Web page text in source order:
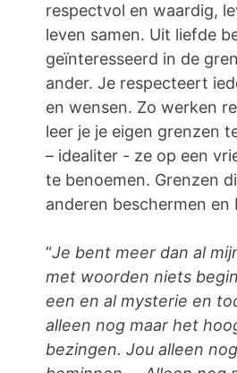
respectvol en waardig,
leven samen. Uit liefde
geïnteresseerd in de
ander. Je respecteert
en wensen. Zo werken
leer je je eigen grenzen
– idealiter - ze op een
te benoemen. Grenzen
anderen beschermen en
“Je bent meer dan al
met woorden niets
een en al mysterie en
alleen nog maar het
bezingen. Jou alleen